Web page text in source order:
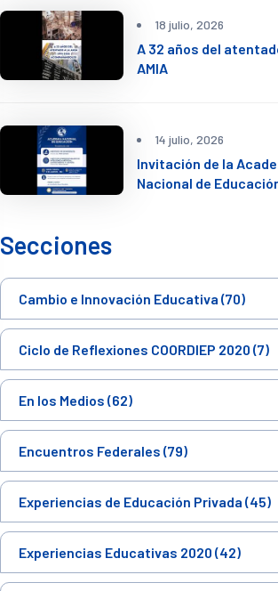
18 julio, 2026
A 32 años del
AMIA
14 julio, 2026
Invitación de la
Nacional de
Secciones
Cambio e Innovación Educativa (70)
Ciclo de Reflexiones COORDIEP 2020 (7)
En los Medios (62)
Encuentros Federales (79)
Experiencias de Educación Privada (45)
Experiencias Educativas 2020 (42)